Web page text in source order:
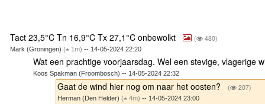
Tact 23,5°C Tn 16,9°C Tx 27,1°C onbewolkt ( 480)
Mark (Groningen) ( 1m) -- 14-05-2024 22:20
Wat een prachtige voorjaarsdag. Wel een stevige, vlagerige
Koos Spakman (Froombosch) -- 14-05-2024 22:32
Gaat de wind hier nog om naar het oosten? ( 207)
Herman (Den Helder) ( 4m) -- 14-05-2024 23:00